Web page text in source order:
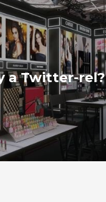
a Twitter-rel?